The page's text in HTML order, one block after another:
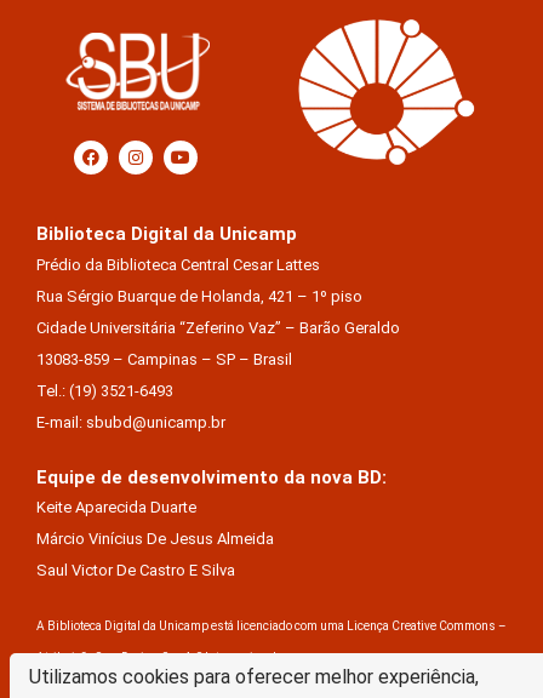
Utilizamos cookies para oferecer melhor experiência,
Biblioteca Digital da Unicamp
Prédio da Biblioteca Central Cesar Lattes
Rua Sérgio Buarque de Holanda, 421 – 1º piso
Cidade Universitária “Zeferino Vaz” – Barão Geraldo
13083-859 – Campinas – SP – Brasil
Tel.: (19) 3521-6493
E-mail: sbubd@unicamp.br
Equipe de desenvolvimento da nova BD:
Keite Aparecida Duarte
Márcio Vinícius De Jesus Almeida
Saul Victor De Castro E Silva
A Biblioteca Digital da Unicamp está licenciado com uma Licença Creative Commons –
Atribuição Sem Derivações 4.0 Internacional